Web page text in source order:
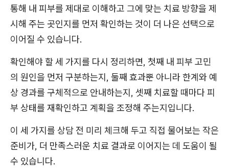
통해 내 피부를 제대로 이해하고 그에 맞는 치료 방향을 제
시해 주는 곳인지를 먼저 확인하는 것이 더 나은 선택으로
이어질 수 있습니다.
확인해야 할 세 가지를 다시 정리하면, 첫째 내 피부 고민
의 원인을 먼저 구분하는지, 둘째 효과뿐 아니라 한계와 예
상 경과를 구체적으로 안내하는지, 셋째 치료할 때마다 피
부 상태를 재확인하고 계획을 조정해 주는지입니다.
이 세 가지를 상담 전 미리 체크해 두고 직접 물어보는 작은
준비가, 더 만족스러운 치료 결과로 이어지는 데 도움이 될
수 있습니다.